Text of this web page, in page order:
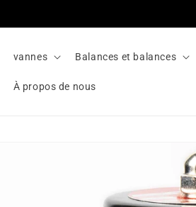
vannes Balances et balances
À propos de nous